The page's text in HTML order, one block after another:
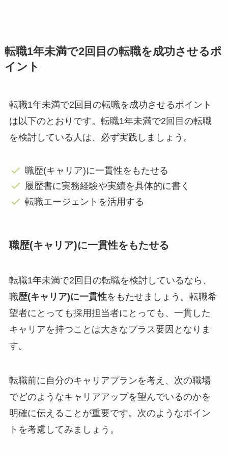
転職1年未満で2回目の転職を成功させるポ
イント
転職1年未満で2回目の転職を成功させるポイント
は以下のとおりです。転職1年未満で2回目の転職
を検討している人は、必ず実践しましょう。
職歴(キャリア)に一貫性をもたせる
履歴書に実務経験や実績を具体的に書く
転職エージェントを活用する
職歴(キャリア)に一貫性をもたせる
転職1年未満で2回目の転職を検討しているなら、
職歴(キャリア)に一貫性をもたせましょう。転職希
望者にとっても採用担当者にとっても、一貫した
キャリアを持つことは大きなプラス要因となりま
す。
転職前に自分のキャリアプランを考え、次の職場
でどのようなキャリアアップを望んでいるのかを
明確に伝えることが重要です。次のようなポイン
トを考慮してみましょう。